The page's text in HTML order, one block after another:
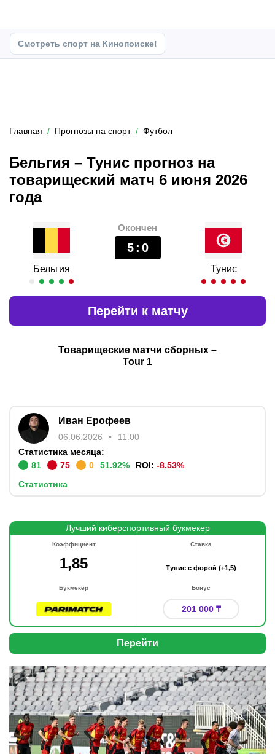
Смотреть спорт на Кинопоиске!
Главная Прогнозы на спорт Футбол
Бельгия – Тунис прогноз на
товарищеский матч 6 июня 2026
года
Бельгия
Окончен
5 : 0
Тунис
Перейти к матчу
Товарищеские матчи сборных –
Tour 1
Иван Ерофеев
06.06.2026
11:00
Статистика месяца:
81
75 0 51.92% ROI: -8.53%
Статистика
Лучший киберспортивный букмекер
Коэффициент
1,85
Ставка
Тунис с форой (+1,5)
Букмекер Бонус
201 000 ₸
Перейти